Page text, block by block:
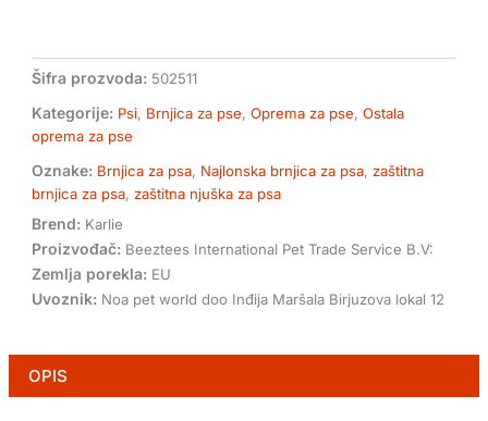
Šifra prozvoda: 502511
Kategorije: Psi, Brnjica za pse,Oprema za pse,Ostala
oprema za pse
Oznake: Brnjica za psa, Najlonska brnjica za psa, zaštitna
brnjica za psa, zaštitna njuška za psa
Brend: Karlie
Proizvođač: Beeztees International Pet Trade Service B.V:
Zemlja porekla: EU
Uvoznik: Noa pet world doo Inđija Maršala Birjuzova lokal 12
OPIS